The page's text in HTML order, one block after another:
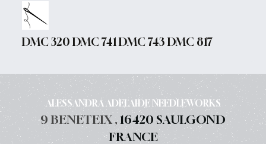
DMC 320 DMC 741 DMC 743 DMC 817
ALESSANDRA ADELAIDE NEEDLEWORKS
9 BENETEIX ,16420 SAULGOND
FRANCE